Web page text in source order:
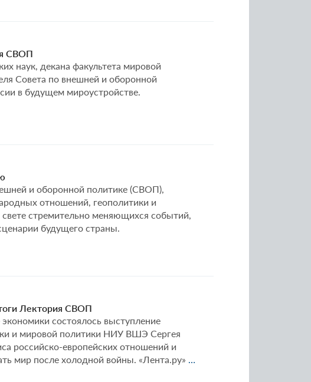
СВОП
наук, декана факультета мировой
Совета по внешней и оборонной
в будущем мироустройстве.
и оборонной политике (СВОП),
отношений, геополитики и
стремительно меняющихся событий,
будущего страны.
Лектория СВОП
состоялось выступление
и мировой политики НИУ ВШЭ Сергея
российско-европейских отношений и
мир после холодной войны. «Лента.ру» …